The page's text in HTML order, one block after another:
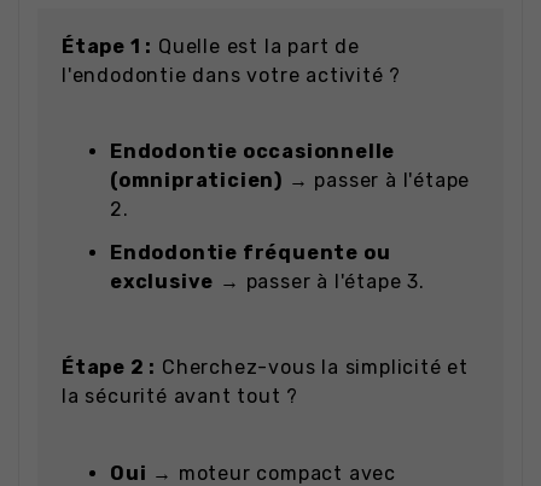
Étape 1 : Quelle est la part de
l'endodontie dans votre activité ?
Endodontie occasionnelle
(omnipraticien) → passer à l'étape
2.
Endodontie fréquente ou
exclusive → passer à l'étape 3.
Étape 2 : Cherchez-vous la simplicité et
la sécurité avant tout ?
Oui → moteur compact avec